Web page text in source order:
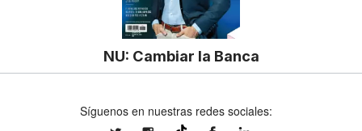
NU: Cambiar la Banca
Síguenos en nuestras redes sociales: